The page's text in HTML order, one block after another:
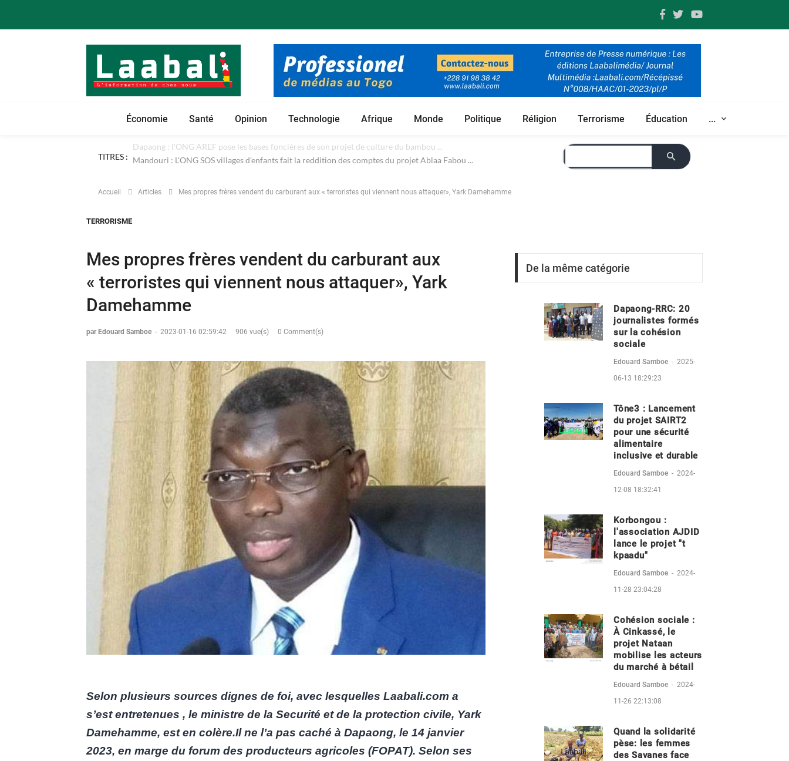
Économie Santé Opinion Technologie Afrique Monde Politique Réligion Terrorisme Éducation ...
TITRES : Dapaong : l'ONG AREF pose les bases foncières de son projet de culture du bambou ...
Accueil Articles Mes propres frères vendent du carburant aux « terroristes qui viennent nous attaquer», Yark Damehamme
TERRORISME
Mes propres frères vendent du carburant aux
« terroristes qui viennent nous attaquer», Yark
Damehamme
par Edouard Samboe - 2023-01-16 02:59:42 906 vue(s) 0 Comment(s)
Selon plusieurs sources dignes de foi, avec lesquelles Laabali.com a
s’est entretenues , le ministre de la Securité et de la protection civile, Yark
Damehamme, est en colère.Il ne l’a pas caché à Dapaong, le 14 janvier
2023, en marge du forum des producteurs agricoles (FOPAT). Selon ses
De la même catégorie
Dapaong-RRC: 20
journalistes formés
sur la cohésion
sociale
Edouard Samboe - 2025-
06-13 18:29:23
Tône3 : Lancement
du projet SAIRT2
pour une sécurité
alimentaire
inclusive et durable
Edouard Samboe - 2024-
12-08 18:32:41
Korbongou :
l'association AJDID
lance le projet "t
kpaadu"
Edouard Samboe - 2024-
11-28 23:04:28
Cohésion sociale :
À Cinkassé, le
projet Nataan
mobilise les acteurs
du marché à bétail
Edouard Samboe - 2024-
11-26 22:13:08
Quand la solidarité
pèse: les femmes
des Savanes face